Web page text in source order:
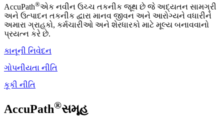
AccuPath®એક નવીન ઉચ્ચ તકનીક જૂથ છે જે અદ્યતન સામગ્રી
અને ઉત્પાદન તકનીક દ્વારા માનવ જીવન અને આરોગ્યને વધારીને
અમારા ગ્રાહકો, કર્મચારીઓ અને શેરધારકો માટે મૂલ્ય બનાવવાનો
પ્રયત્ન કરે છે.
કાનૂની નિવેદન
ગોપનીયતા નીતિ
કૂકી નીતિ
AccuPath®સમૂહ